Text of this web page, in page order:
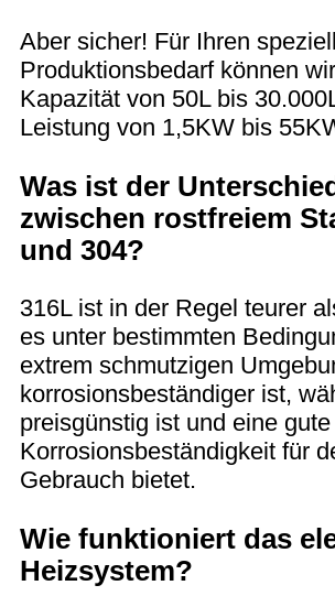
Aber sicher! Für Ihren
Produktionsbedarf können
Kapazität von 50L bis
Leistung von 1,5KW bis
Was ist der
zwischen rostfreiem
und 304?
316L ist in der Regel teurer
es unter bestimmten
extrem schmutzigen
korrosionsbeständiger ist,
preisgünstig ist und eine gute
Korrosionsbeständigkeit für
Gebrauch bietet.
Wie funktioniert das
Heizsystem?